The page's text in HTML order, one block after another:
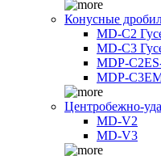
Конусные
MD-C2
MD-C3
MDP-
MDP-
Центробежно-
MD-V2
MD-V3